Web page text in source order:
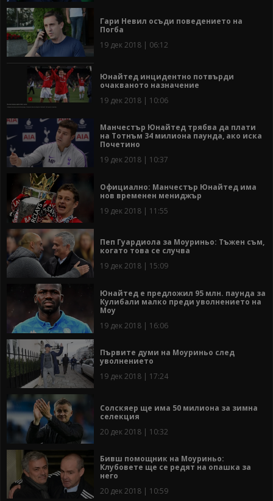
Гари Невил осъди поведението на
Погба
19 дек 2018 | 06:12
Юнайтед инцидентно потвърди
очакваното назначение
19 дек 2018 | 10:06
Манчестър Юнайтед трябва да плати
на Тотнъм 34 милиона паунда, ако иска
Почетино
19 дек 2018 | 10:37
Официално: Манчестър Юнайтед има
нов временен мениджър
19 дек 2018 | 11:55
Пеп Гуардиола за Моуриньо: Тъжен съм,
когато това се случва
19 дек 2018 | 15:09
Юнайтед е предложил 95 млн. паунда за
Кулибали малко преди уволнението на
Моу
19 дек 2018 | 16:06
Първите думи на Моуриньо след
уволнението
19 дек 2018 | 17:24
Солскяер ще има 50 милиона за зимна
селекция
20 дек 2018 | 10:32
Бивш помощник на Моуриньо:
Клубовете ще се редят на опашка за
него
20 дек 2018 | 10:59